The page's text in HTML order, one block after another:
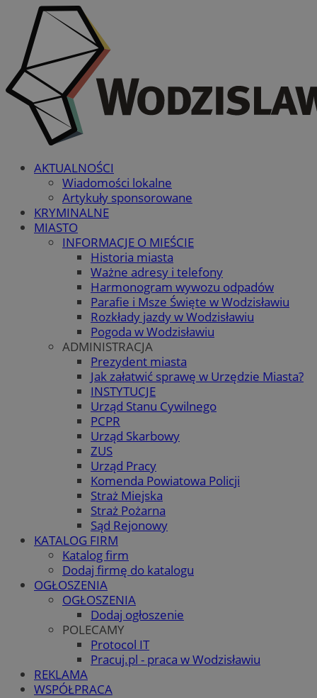
AKTUALNOŚCI
Wiadomości lokalne
Artykuły sponsorowane
KRYMINALNE
MIASTO
INFORMACJE O MIEŚCIE
Historia miasta
Ważne adresy i telefony
Harmonogram wywozu odpadów
Parafie i Msze Święte w Wodzisławiu
Rozkłady jazdy w Wodzisławiu
Pogoda w Wodzisławiu
ADMINISTRACJA
Prezydent miasta
Jak załatwić sprawę w Urzędzie Miasta?
INSTYTUCJE
Urząd Stanu Cywilnego
PCPR
Urząd Skarbowy
ZUS
Urząd Pracy
Komenda Powiatowa Policji
Straż Miejska
Straż Pożarna
Sąd Rejonowy
KATALOG FIRM
Katalog firm
Dodaj firmę do katalogu
OGŁOSZENIA
OGŁOSZENIA
Dodaj ogłoszenie
POLECAMY
Protocol IT
Pracuj.pl - praca w Wodzisławiu
REKLAMA
WSPÓŁPRACA